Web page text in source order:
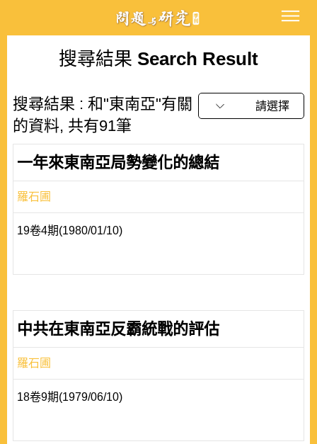
搜尋結果 Search Result
搜尋結果 : 和"東南亞"有關
的資料, 共有91筆
請選擇
一年來東南亞局勢變化的總結
羅石圃
19卷4期(1980/01/10)
中共在東南亞反霸統戰的評估
羅石圃
18卷9期(1979/06/10)